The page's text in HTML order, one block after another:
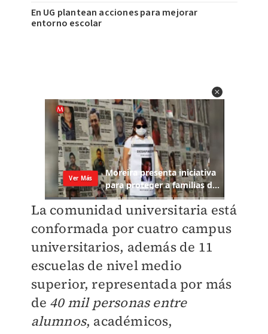
En UG plantean acciones para mejorar
entorno escolar
La comunidad universitaria está
conformada por cuatro campus
universitarios, además de 11
escuelas de nivel medio
superior, representada por más
de 40 mil personas entre
alumnos, académicos,